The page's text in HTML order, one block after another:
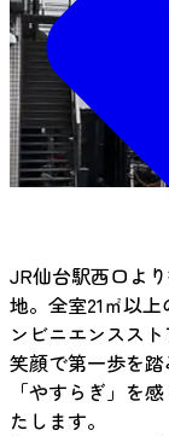
JR仙台駅西口よ
地。全室21㎡以上
ンビニエンススト
笑顔で第一歩を踏
「やすらぎ」を
たします。